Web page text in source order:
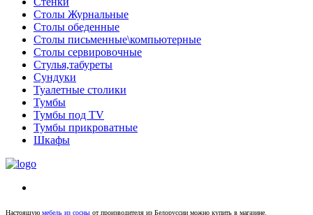
Столы Журнальные
Столы обеденные
Столы письменные\компьютерные
Столы сервировочные
Стулья,табуреты
Сундуки
Туалетные столики
Тумбы
Тумбы под TV
Тумбы прикроватные
Шкафы
Настоящую мебель из сосны от производителя из Белоруссии можно купить в магазине.